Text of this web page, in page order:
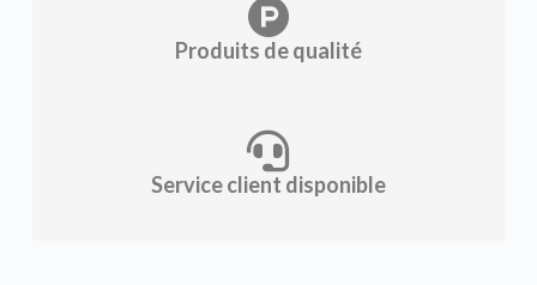
Produits de qualité
Service client disponible